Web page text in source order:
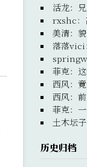
活龙：
rxshc：
美清：
落落vici ：
菲克：
西风：
西风：
菲克：
土木坛子
历史归档